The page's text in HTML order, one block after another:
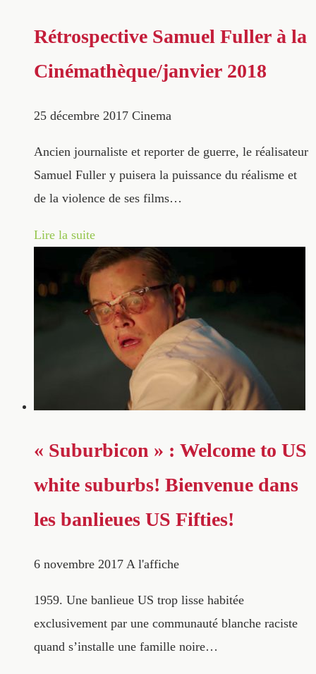
Rétrospective Samuel Fuller à la
Cinémathèque/janvier 2018
25 décembre 2017 Cinema
Ancien journaliste et reporter de guerre, le réalisateur
Samuel Fuller y puisera la puissance du réalisme et
de la violence de ses films…
Lire la suite
« Suburbicon » : Welcome to US
white suburbs! Bienvenue dans
les banlieues US Fifties!
6 novembre 2017 A l'affiche
1959. Une banlieue US trop lisse habitée
exclusivement par une communauté blanche raciste
quand s’installe une famille noire…